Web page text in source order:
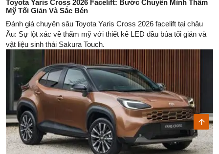
Toyota Yaris Cross 2026 Facelift: Bước Chuyển Mình Thẩm
Mỹ Tối Giản Và Sắc Bén
Đánh giá chuyên sâu Toyota Yaris Cross 2026 facelift tại châu
Âu: Sự lột xác về thẩm mỹ với thiết kế LED đầu búa tối giản và
vật liệu sinh thái Sakura Touch.